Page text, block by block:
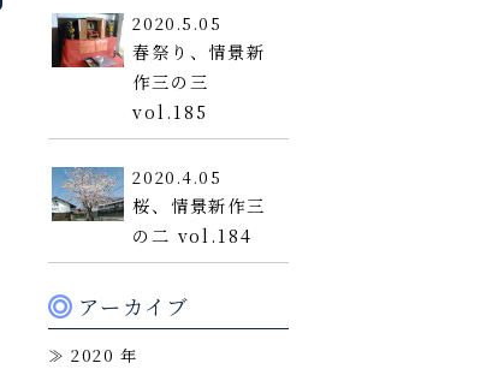
2020.5.05
春祭り、情景新
作三の三
vol.185
2020.4.05
桜、情景新作三
の二 vol.184
アーカイブ
2020